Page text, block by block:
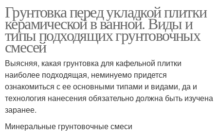
Грунтовка перед укладкой плитки
керамической в ванной. Виды и
типы подходящих грунтовочных
смесей
Выясняя, какая грунтовка для кафельной плитки
наиболее подходящая, неминуемо придется
ознакомиться с ее основными типами и видами, да и
технология нанесения обязательно должна быть изучена
заранее.
Минеральные грунтовочные смеси